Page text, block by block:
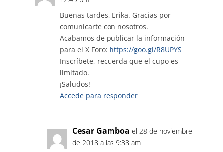
Buenas tardes, Erika. Gracias por
comunicarte con nosotros.
Acabamos de publicar la información
para el X Foro: https://goo.gl/R8UPYS
Inscríbete, recuerda que el cupo es
limitado.
¡Saludos!
Accede para responder
Cesar Gamboa el 28 de noviembre
de 2018 a las 9:38 am